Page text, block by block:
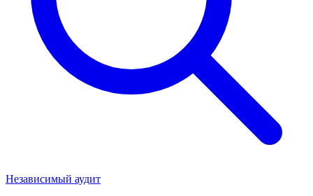
Независимый аудит